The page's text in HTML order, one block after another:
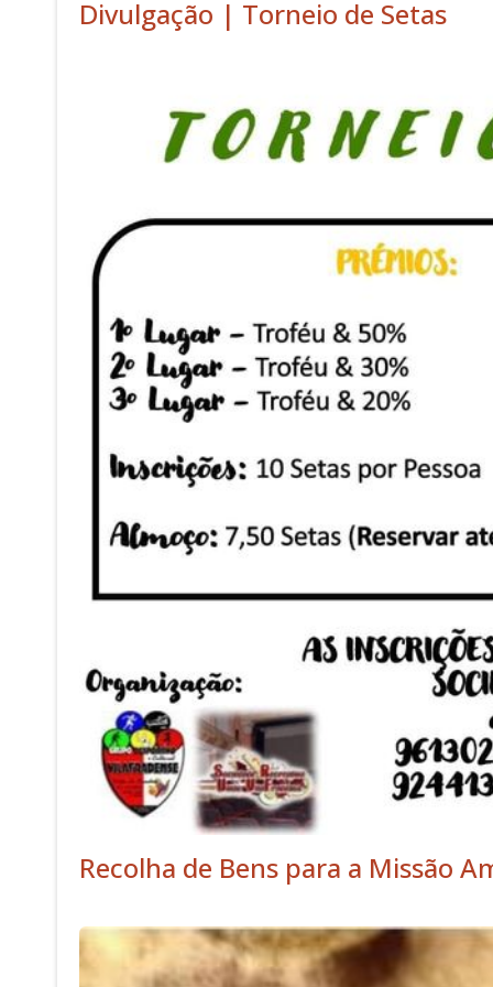
Divulgação | Torneio de Setas
Recolha de Bens para a Missão